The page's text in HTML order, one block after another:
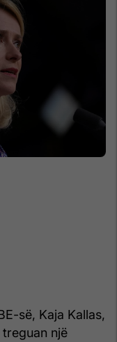
së, Kaja Kallas,
një